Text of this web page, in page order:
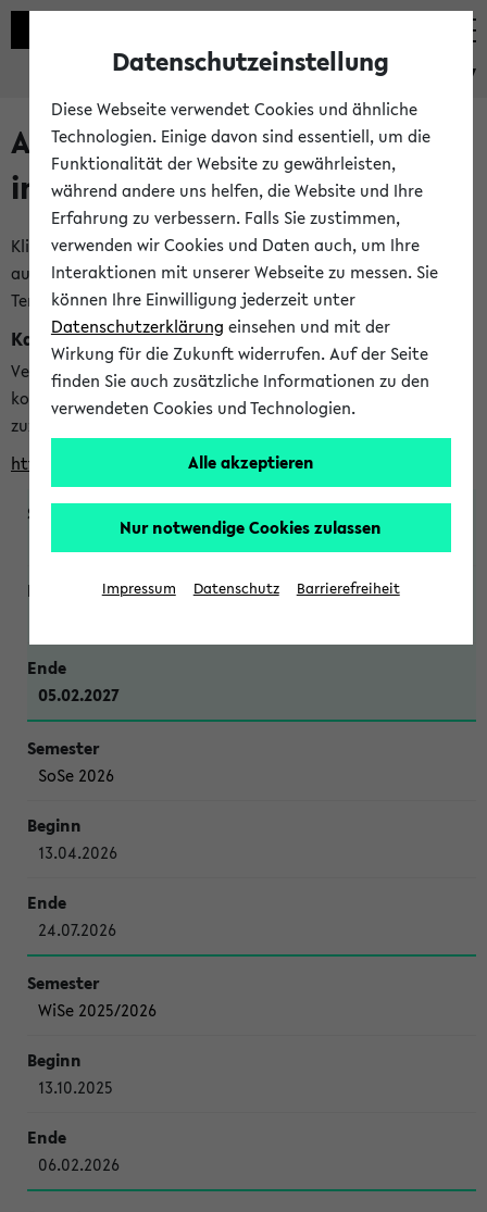
eKVV
Alle veröffentlichten Semester
im eKVV
Klicken Sie auf das Semester, welches Sie für Ihre Sitzung
auswählen möchten. Bitte beachten Sie auch die weiteren
Termine imKalender der Lehrplanung
Kalenderintegration
Verwenden Sie die folgende Adresse, um mit einer
kompatiblen Kalenderanwendung auf die Vorlesungszeiten
zuzugreifen (nähere Informationen
finden Sie hier
https://ekvv.uni-bielefeld.de/ws/calendar?vz
WiSe 2026/2027
05.02.2027
SoSe 2026
13.04.2026
24.07.2026
WiSe 2025/2026
13.10.2025
06.02.2026
Datenschutzeinstellung
Diese Webseite verwendet Cookies und ähnliche
Technologien. Einige davon sind essentiell, um die
Funktionalität der Website zu gewährleisten,
während andere uns helfen, die Website und Ihre
Erfahrung zu verbessern. Falls Sie zustimmen,
verwenden wir Cookies und Daten auch, um Ihre
Interaktionen mit unserer Webseite zu messen. Sie
können Ihre Einwilligung jederzeit unter
Datenschutzerklärung einsehen und mit der
Wirkung für die Zukunft widerrufen. Auf der Seite
finden Sie auch zusätzliche Informationen zu den
verwendeten Cookies und Technologien.
Alle akzeptieren
Nur notwendige Cookies zulassen
Impressum Datenschutz Barrierefreiheit